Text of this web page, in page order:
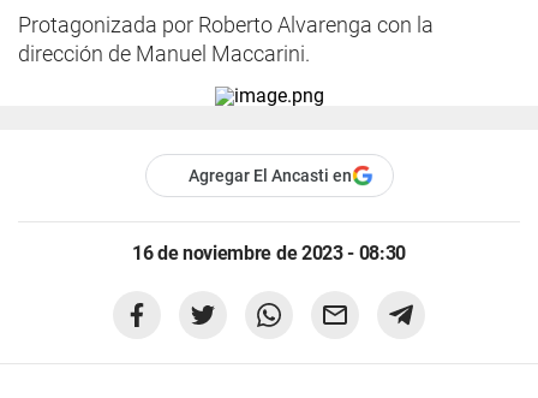
Protagonizada por Roberto Alvarenga con la
dirección de Manuel Maccarini.
Agregar El Ancasti en
16 de noviembre de 2023 - 08:30